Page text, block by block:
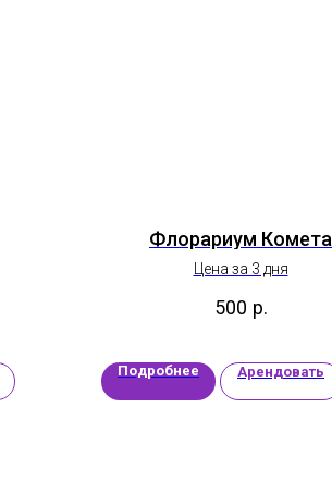
Флорариум Комета
Цена за 3 дня
500 р.
Подробнее Арендовать